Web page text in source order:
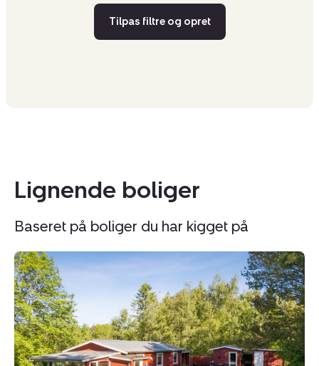
Tilpas filtre og opret
Lignende boliger
Baseret på boliger du har kigget på
Fritidshus:
Trinderupgård
26,
Grønbæk,
8643
Ans
By